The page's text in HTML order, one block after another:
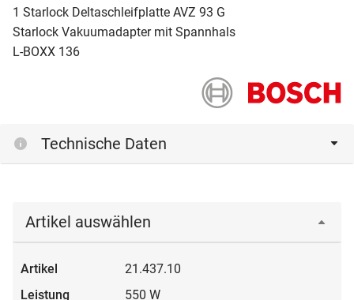
1 Starlock Deltaschleifplatte AVZ 93 G
Starlock Vakuumadapter mit Spannhals
L-BOXX 136
Technische Daten
Artikel auswählen
21.437.10
550 W